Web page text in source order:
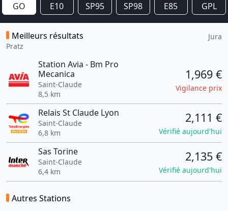
GO E10 SP95 SP98 E85 GPL
Meilleurs résultats
Pratz
Jura
Station Avia - Bm Pro
Mecanica
Saint-Claude
8,5 km
1,969 €
Vigilance prix
Relais St Claude Lyon
Saint-Claude
6,8 km
2,111 €
Vérifié aujourd'hui
Sas Torine
Saint-Claude
6,4 km
2,135 €
Vérifié aujourd'hui
Autres Stations